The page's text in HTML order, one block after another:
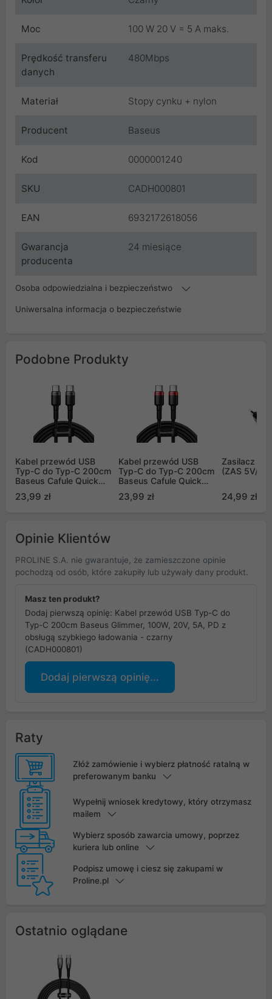
Moc 100 W 20 V = 5 A maks.
Prędkość transferu
danych
480Mbps
Materiał Stopy cynku + nylon
Producent Baseus
Kod 0000001240
SKU CADH000801
EAN 6932172618056
Gwarancja
producenta
24 miesiące
Osoba odpowiedzialna i bezpieczeństwo
Uniwersalna informacja o bezpieczeństwie
Podobne Produkty
Kabel przewód USB
Typ-C do Typ-C 200cm
Baseus Cafule Quick
PD 2.0 z obsługą
23,99 zł
Kabel przewód USB
Typ-C do Typ-C 200cm
Baseus Cafule Quick
PD 2.0 z obsługą
23,99 zł
Zasilacz 5V
(ZAS 5V/2A)
24,99 zł
Opinie Klientów
PROLINE S.A. nie gwarantuje, że zamieszczone opinie
pochodzą od osób, które zakupiły lub używały dany produkt.
Masz ten produkt?
Dodaj pierwszą opinię: Kabel przewód USB Typ-C do
Typ-C 200cm Baseus Glimmer, 100W, 20V, 5A, PD z
obsługą szybkiego ładowania - czarny
(CADH000801)
Dodaj pierwszą opinię...
Raty
Złóż zamówienie i wybierz płatność ratalną w
preferowanym banku
Wypełnij wniosek kredytowy, który otrzymasz
mailem
Wybierz sposób zawarcia umowy, poprzez
kuriera lub online
Podpisz umowę i ciesz się zakupami w
Proline.pl
Ostatnio oglądane